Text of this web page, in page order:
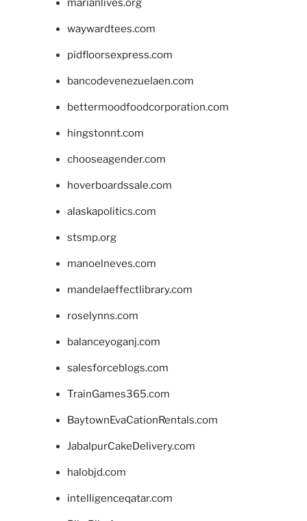
marianlives.org
waywardtees.com
pidfloorsexpress.com
bancodevenezuelaen.com
bettermoodfoodcorporation.com
hingstonnt.com
chooseagender.com
hoverboardssale.com
alaskapolitics.com
stsmp.org
manoelneves.com
mandelaeffectlibrary.com
roselynns.com
balanceyoganj.com
salesforceblogs.com
TrainGames365.com
BaytownEvaCationRentals.com
JabalpurCakeDelivery.com
halobjd.com
intelligenceqatar.com